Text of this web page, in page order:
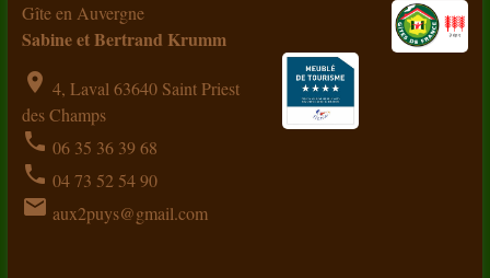
Gîte en Auvergne
Sabine et Bertrand Krumm
location_on 4, Laval 63640 Saint Priest
des Champs
phone 06 35 36 39 68
phone 04 73 52 54 90
email aux2puys@gmail.com